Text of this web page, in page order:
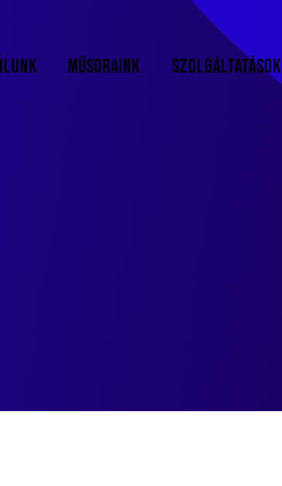
MŰSORAINK SZOLGÁLTATÁSOK